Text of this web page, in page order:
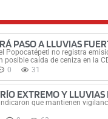
PASO A LLUVIAS
Popocatépetl no registra
caída de ceniza en la
0 31
EXTREMO Y
que mantienen